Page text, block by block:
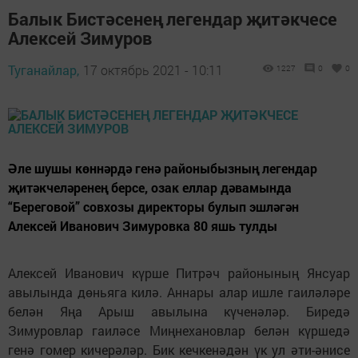
Балык Бистәсенең легендар җитәкчесе
Алексей Зимуров
Туганайлар, 17 октябрь 2021 - 10:11 1227 0 0
Әле шушы көннәрдә генә районыбызның легендар
җитәкчеләренең берсе, озак еллар дәвамында
“Береговой” совхозы директоры булып эшләгән
Алексей Иванович Зимуровка 80 яшь тулды
Алексей Иванович күрше Питрәч районының Янсуар
авылында дөньяга килә. Аннары алар ишле гаиләләре
белән Яңа Арыш авылына күченәләр. Биредә
Зимуровлар гаиләсе Миңнехановлар белән күршедә
генә гомер кичерәләр. Бик кечкенәдән үк ул әти-әнисе